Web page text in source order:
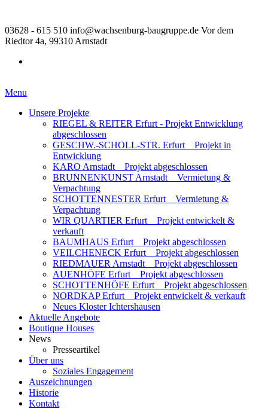
03628 - 615 510 info@wachsenburg-baugruppe.de Vor dem
Riedtor 4a, 99310 Arnstadt
Menu
Unsere Projekte
RIEGEL & REITER Erfurt - Projekt Entwicklung
abgeschlossen
GESCHW.-SCHOLL-STR. Erfurt _ Projekt in
Entwicklung
KARO Arnstadt _ Projekt abgeschlossen
BRUNNENKUNST Arnstadt _ Vermietung &
Verpachtung
SCHOTTENNESTER Erfurt _ Vermietung &
Verpachtung
WIR QUARTIER Erfurt _ Projekt entwickelt &
verkauft
BAUMHAUS Erfurt _ Projekt abgeschlossen
VEILCHENECK Erfurt _ Projekt abgeschlossen
RIEDMAUER Arnstadt _ Projekt abgeschlossen
AUENHÖFE Erfurt _ Projekt abgeschlossen
SCHOTTENHÖFE Erfurt _ Projekt abgeschlossen
NORDKAP Erfurt _ Projekt entwickelt & verkauft
Neues Kloster Ichtershausen
Aktuelle Angebote
Boutique Houses
News
Presseartikel
Über uns
Soziales Engagement
Auszeichnungen
Historie
Kontakt